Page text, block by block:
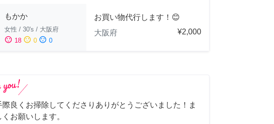
もかか
女性 / 30's / 大阪府
sentiment_satisfied 18 sentiment_neutral 0 sentiment_dissatisfied 0
お買い物代行します！😊
大阪府
¥2,000
際良くお掃除してくださりありがとうございました！ま
お願いします。